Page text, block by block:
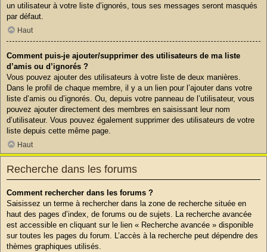
un utilisateur à votre liste d’ignorés, tous ses messages seront masqués
par défaut.
Haut
Comment puis-je ajouter/supprimer des utilisateurs de ma liste
d’amis ou d’ignorés ?
Vous pouvez ajouter des utilisateurs à votre liste de deux manières.
Dans le profil de chaque membre, il y a un lien pour l’ajouter dans votre
liste d’amis ou d’ignorés. Ou, depuis votre panneau de l’utilisateur, vous
pouvez ajouter directement des membres en saisissant leur nom
d’utilisateur. Vous pouvez également supprimer des utilisateurs de votre
liste depuis cette même page.
Haut
Recherche dans les forums
Comment rechercher dans les forums ?
Saisissez un terme à rechercher dans la zone de recherche située en
haut des pages d’index, de forums ou de sujets. La recherche avancée
est accessible en cliquant sur le lien « Recherche avancée » disponible
sur toutes les pages du forum. L’accès à la recherche peut dépendre des
thèmes graphiques utilisés.